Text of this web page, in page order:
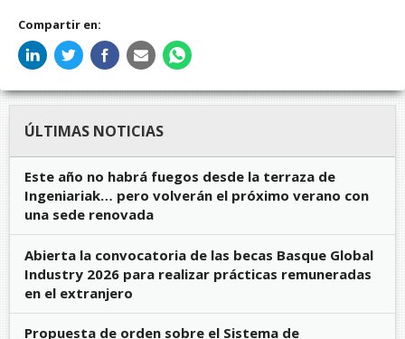
Compartir en:
ÚLTIMAS NOTICIAS
Este año no habrá fuegos desde la terraza de
Ingeniariak… pero volverán el próximo verano con
una sede renovada
Abierta la convocatoria de las becas Basque Global
Industry 2026 para realizar prácticas remuneradas
en el extranjero
Propuesta de orden sobre el Sistema de